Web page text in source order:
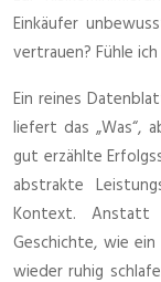
Einkäufer
vertrauen? Fühle
Ein reines
liefert das „Was“,
gut erzählte
abstrakte
Kontext. Anstatt
Geschichte, wie
wieder ruhig